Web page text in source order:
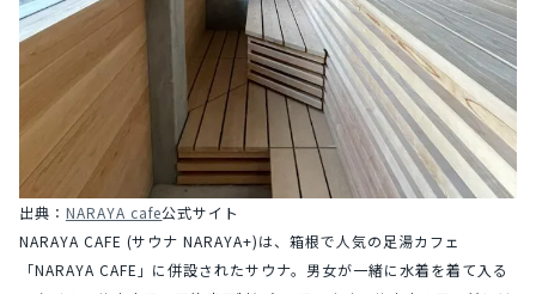
出典： NARAYA cafe公式サイト
NARAYA CAFE (サウナ NARAYA+)は、箱根で人気の足湯カフェ
「NARAYA CAFE」に併設されたサウナ。男女が一緒に水着を着て入る